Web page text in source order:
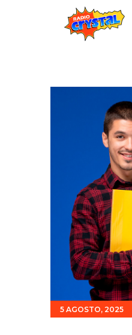
Promociones
Contacto
5 AGOSTO, 2025